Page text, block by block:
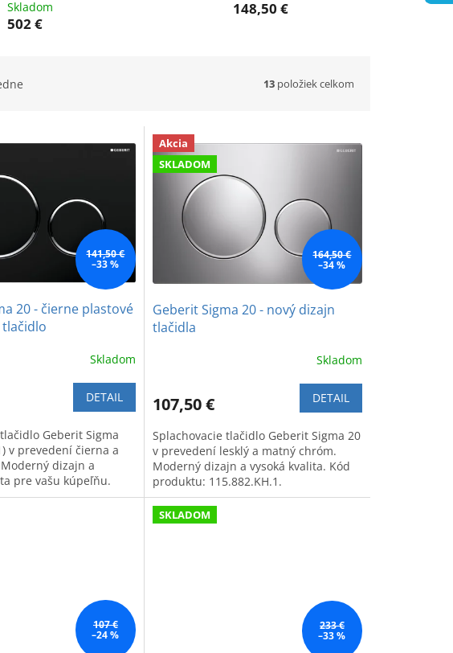
Skladom
502 €
148,50 €
13 položiek celkom
141,50 €
–33 %
20 - čierne plastové
Skladom
DETAIL
Geberit Sigma
v prevedení čierna a
dizajn a
pre vašu kúpeľňu.
Akcia
SKLADOM
164,50 €
–34 %
Geberit Sigma 20 - nový dizajn
tlačidla
Skladom
107,50 € DETAIL
Splachovacie tlačidlo Geberit Sigma 20
v prevedení lesklý a matný chróm.
Moderný dizajn a vysoká kvalita. Kód
produktu: 115.882.KH.1.
107 €
–24 %
SKLADOM
233 €
–33 %